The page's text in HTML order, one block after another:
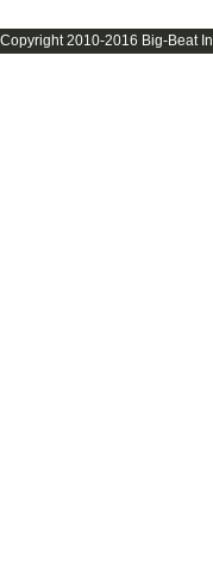
Copyright 2010-2016 Big-Beat